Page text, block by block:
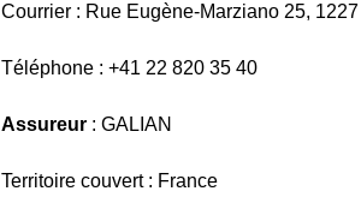
Courrier : Rue Eugène-Marziano 25,
Téléphone : +41 22 820 35 40
Assureur : GALIAN
Territoire couvert : France